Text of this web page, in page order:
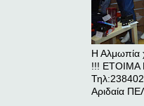
Η Αλμωπία
!!! ΕΤΟΙΜΑ
Αριδαία